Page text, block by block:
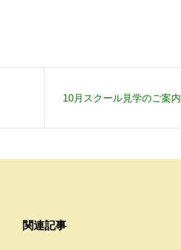
10月スクール見学のご案内
関連記事